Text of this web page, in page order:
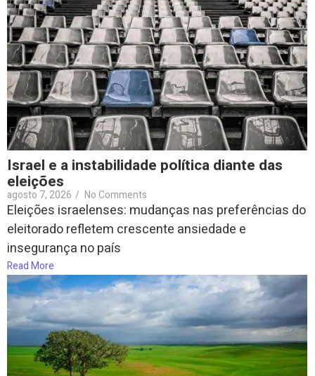
Israel e a instabilidade política diante das
eleições
agosto 7, 2026 / No Comments
Eleições israelenses: mudanças nas preferências do
eleitorado refletem crescente ansiedade e
insegurança no país
Read More